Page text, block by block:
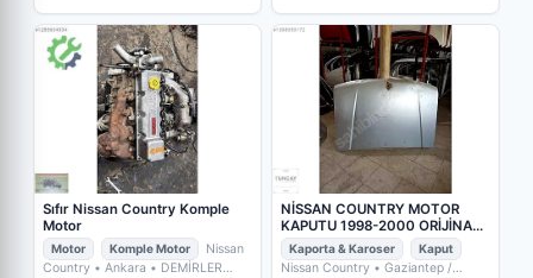
Sıfır Nissan Country Komple
Motor
Motor Komple Motor
Nissan
Country • Ankara • DEMİRLER
NİSSAN COUNTRY MOTOR
KAPUTU 1998-2000 ORİJİNAL
PARÇA ÇIKMA
Kaporta & Karoser Kaput
Nissan Country • Gaziantep /